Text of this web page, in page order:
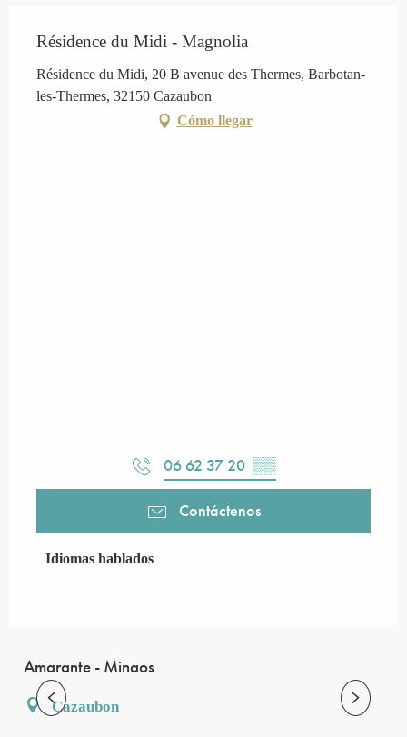
Résidence du Midi - Magnolia
Résidence du Midi, 20 B avenue des Thermes, Barbotan-
les-Thermes, 32150 Cazaubon
Cómo llegar
06 62 37 20 ▒▒
Contáctenos
Idiomas hablados
Idiomas hablados
Amarante - Minaos
Cazaubon